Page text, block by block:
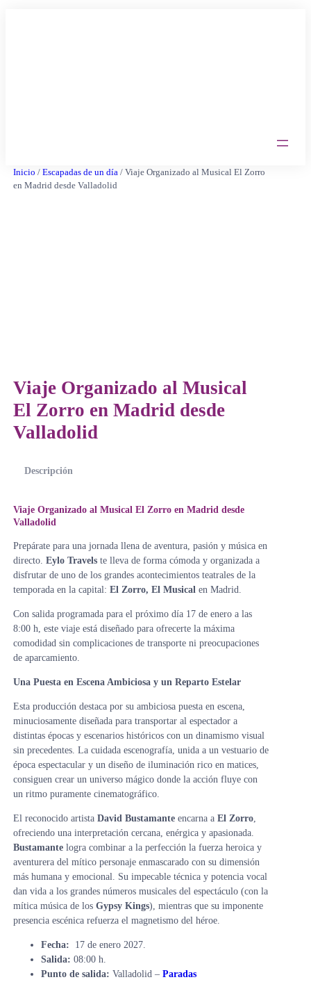
Inicio / Escapadas de un día/ Viaje Organizado al Musical El Zorro
en Madrid desde Valladolid
Viaje Organizado al Musical
El Zorro en Madrid desde
Valladolid
Descripción
Viaje Organizado al Musical El Zorro en Madrid desde
Valladolid
Prepárate para una jornada llena de aventura, pasión y música en
directo. Eylo Travelste lleva de forma cómoda y organizada a
disfrutar de uno de los grandes acontecimientos teatrales de la
temporada en la capital: El Zorro, El Musical en Madrid.
Con salida programada para el próximo día 17 de enero a las
8:00 h, este viaje está diseñado para ofrecerte la máxima
comodidad sin complicaciones de transporte ni preocupaciones
de aparcamiento.
Una Puesta en Escena Ambiciosa y un Reparto Estelar
Esta producción destaca por su ambiciosa puesta en escena,
minuciosamente diseñada para transportar al espectador a
distintas épocas y escenarios históricos con un dinamismo visual
sin precedentes. La cuidada escenografía, unida a un vestuario de
época espectacular y un diseño de iluminación rico en matices,
consiguen crear un universo mágico donde la acción fluye con
un ritmo puramente cinematográfico.
El reconocido artista David Bustamanteencarna a El Zorro,
ofreciendo una interpretación cercana, enérgica y apasionada.
Bustamantelogra combinar a la perfección la fuerza heroica y
aventurera del mítico personaje enmascarado con su dimensión
más humana y emocional. Su impecable técnica y potencia vocal
dan vida a los grandes números musicales del espectáculo (con la
mítica música de losGypsy Kings), mientras que su imponente
presencia escénica refuerza el magnetismo del héroe.
Fecha: 17 de enero 2027.
Salida: 08:00 h.
Punto de salida: Valladolid – Paradas